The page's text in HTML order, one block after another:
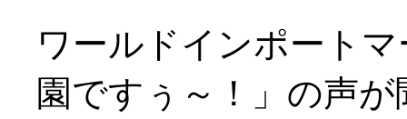
ワールドインポート
園ですぅ～！」の声